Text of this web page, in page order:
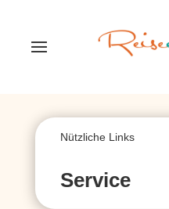
Nützliche Links
Service